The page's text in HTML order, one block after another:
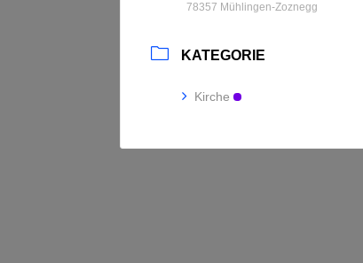
78357 Mühlingen-Zoznegg
KATEGORIE
Kirche